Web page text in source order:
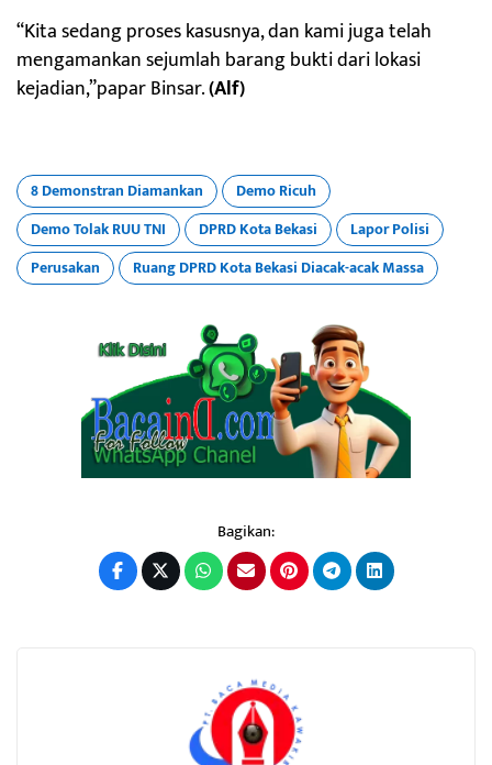
“Kita sedang proses kasusnya, dan kami juga telah
mengamankan sejumlah barang bukti dari lokasi
kejadian,”papar Binsar.(Alf)
8 Demonstran Diamankan
Demo Ricuh
Demo Tolak RUU TNI
DPRD Kota Bekasi
Lapor Polisi
Perusakan
Ruang DPRD Kota Bekasi Diacak-acak Massa
Bagikan: